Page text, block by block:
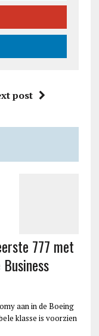
post
777 met
aan in de Boeing
klasse is voorzien